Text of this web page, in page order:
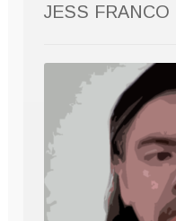
JESS FRANCO